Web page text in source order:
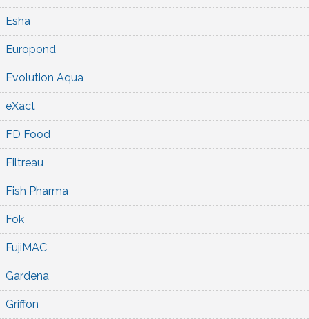
Esha
Europond
Evolution Aqua
eXact
FD Food
Filtreau
Fish Pharma
Fok
FujiMAC
Gardena
Griffon